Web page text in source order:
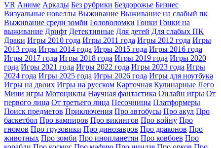
VR Аниме Аркады Без рубрики Бездорожье Бизнес
Визуальные новеллы Выживание Выживание на слабый пк
Выживание среди зомби Головоломки Гонки Гонки на
выживание Дрифт Детективные Для детей Для слабых ПК
Драки Игры 2010 года Игры 2011 года Игры 2012 года Игры
2013 года Игры 2014 года Игры 2015 года Игры 2016 года
Игры 2017 года Игры 2018 года Игры 2019 года Игры 2020
года Игры 2021 года Игры 2022 года Игры 2023 года Игры
2024 года Игры 2025 года Игры 2026 года Игры для ноутбука
Игры на двоих Игры на русском Карточная Кулинарные Лего
Мини игры Мотоциклы Научная фантастика Онлайн игры От
первого лица От третьего лица Песочницы Платформеры
Поиск предметов Приключения Про автобусы Про акул Про
баскетбол Про вампиров Про викингов Про войну Про
гномов Про грузовики Про динозавров Про драконов Про
животных Про зомби Про инопланетян Про ковбоев Про